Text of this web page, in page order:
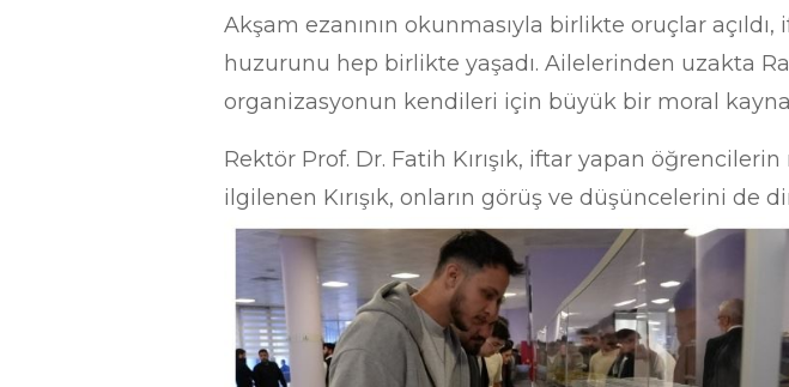
Akşam ezanının okunmasıyla birlikte oruçlar
huzurunu hep birlikte yaşadı. Ailelerinden uzakta
organizasyonun kendileri için büyük bir moral
Rektör Prof. Dr. Fatih Kırışık, iftar yapan
ilgilenen Kırışık, onların görüş ve düşüncelerini de